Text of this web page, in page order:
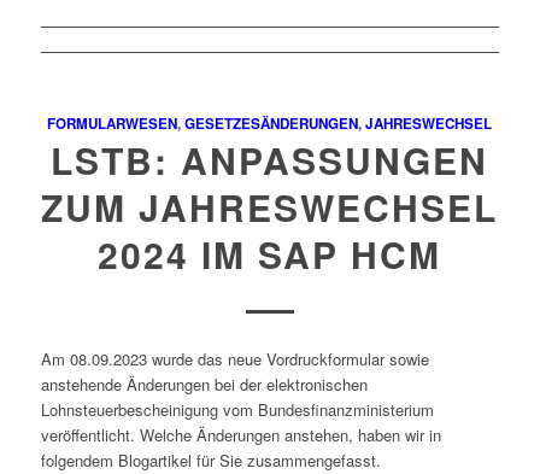
FORMULARWESEN,GESETZESÄNDERUNGEN,JAHRESWECHSEL
LSTB: ANPASSUNGEN
ZUM JAHRESWECHSEL
2024 IM SAP HCM
Am 08.09.2023 wurde das neue Vordruckformular sowie
anstehende Änderungen bei der elektronischen
Lohnsteuerbescheinigung vom Bundesfinanzministerium
veröffentlicht. Welche Änderungen anstehen, haben wir in
folgendem Blogartikel für Sie zusammengefasst.